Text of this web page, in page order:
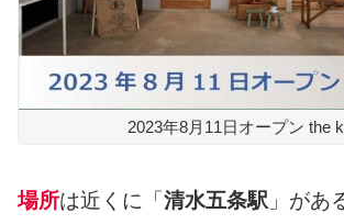
2023年8月11日オープン the
場所は近くに「 清水五条駅 」があ